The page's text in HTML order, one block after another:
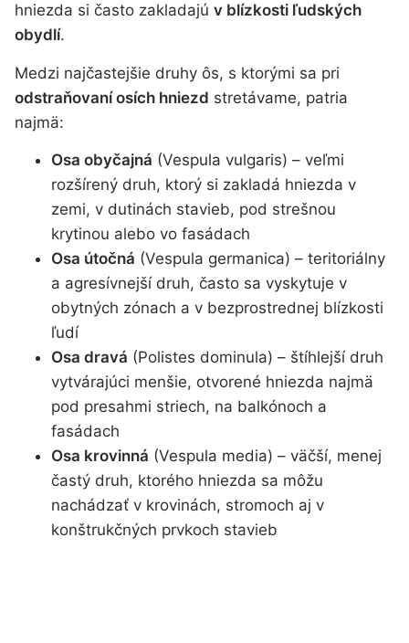
hniezda si často zakladajú v blízkosti ľudských
obydlí.
Medzi najčastejšie druhy ôs, s ktorými sa pri
odstraňovaní osích hniezd stretávame, patria
najmä:
Osa obyčajná (Vespula vulgaris) – veľmi
rozšírený druh, ktorý si zakladá hniezda v
zemi, v dutinách stavieb, pod strešnou
krytinou alebo vo fasádach
Osa útočná (Vespula germanica) – teritoriálny
a agresívnejší druh, často sa vyskytuje v
obytných zónach a v bezprostrednej blízkosti
ľudí
Osa dravá (Polistes dominula) – štíhlejší druh
vytvárajúci menšie, otvorené hniezda najmä
pod presahmi striech, na balkónoch a
fasádach
Osa krovinná (Vespula media) – väčší, menej
častý druh, ktorého hniezda sa môžu
nachádzať v krovinách, stromoch aj v
konštrukčných prvkoch stavieb